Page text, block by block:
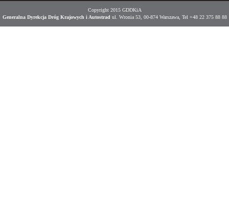
Copyright 2015 GDDKiA
Generalna Dyrekcja Dróg Krajowych i Autostrad ul. Wronia 53, 00-874 Warszawa, Tel +48 22 375 88 88